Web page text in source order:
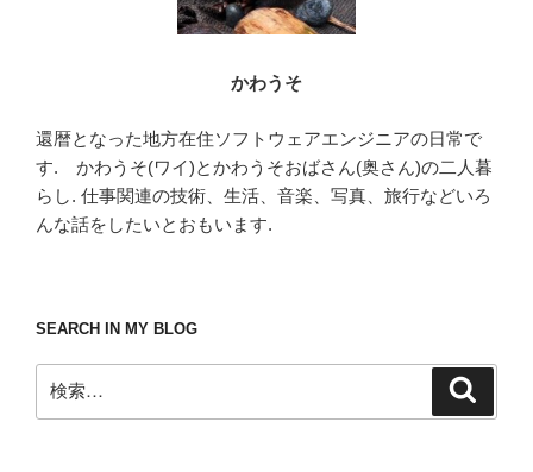
かわうそ
還暦となった地方在住ソフトウェアエンジニアの日常で
す. かわうそ(ワイ)とかわうそおばさん(奥さん)の二人暮
らし. 仕事関連の技術、生活、音楽、写真、旅行などいろ
んな話をしたいとおもいます.
SEARCH IN MY BLOG
索: